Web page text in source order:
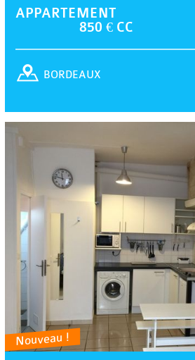
APPARTEMENT
850 € CC
BORDEAUX
Nouveau !